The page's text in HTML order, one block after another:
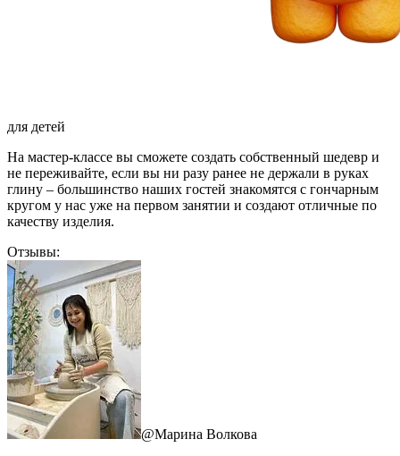
для детей
На мастер-классе вы сможете создать собственный шедевр и
не переживайте, если вы ни разу ранее не держали в руках
глину – большинство наших гостей знакомятся с гончарным
кругом у нас уже на первом занятии и создают отличные по
качеству изделия.
Отзывы:
@Марина Волкова